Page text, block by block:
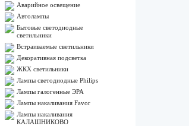
Аварийное освещение
Автолампы
Бытовые светодиодные
светильники
Встраиваемые светильники
Декоративная подсветка
ЖКХ светильники
Лампы cветодиодные Philips
Лампы галогенные ЭРА
Лампы накаливания Favor
Лампы накаливания
КАЛАШНИКОВО